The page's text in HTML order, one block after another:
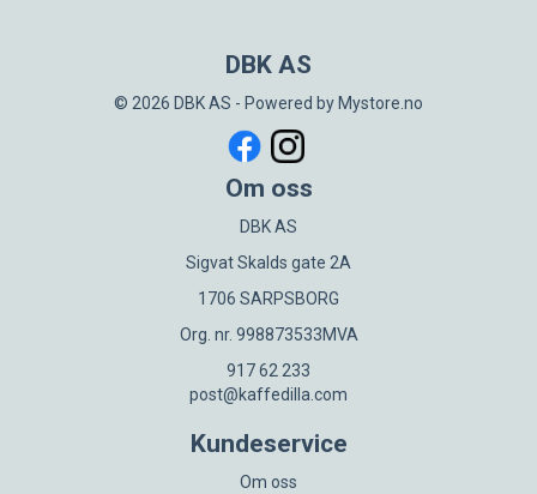
DBK AS
© 2026 DBK AS - Powered by Mystore.no
Om oss
DBK AS
Sigvat Skalds gate 2A
1706 SARPSBORG
Org. nr. 998873533MVA
917 62 233
post@kaffedilla.com
Kundeservice
Om oss